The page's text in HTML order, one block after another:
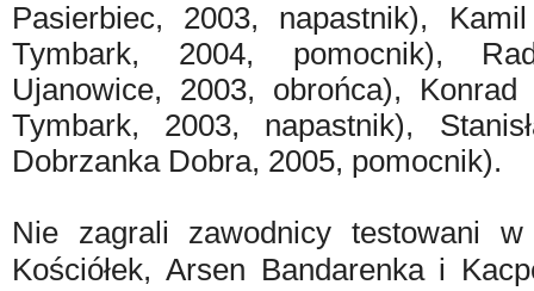
Pasierbiec, 2003, napastnik),
Tymbark, 2004, pomocnik),
Ujanowice, 2003, obrońca),
Tymbark, 2003, napastnik),
Dobrzanka Dobra, 2005, pomocnik).
Nie zagrali zawodnicy testowani
Kościółek, Arsen Bandarenka i